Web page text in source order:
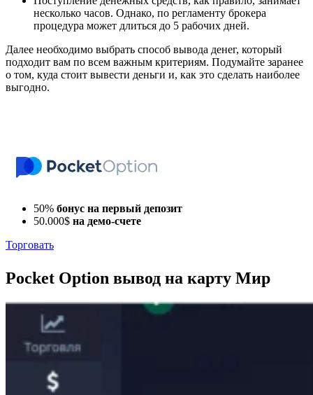
несколько часов. Однако, по регламенту брокера
процедура может длиться до 5 рабочих дней.
Далее необходимо выбрать способ вывода денег, который
подходит вам по всем важным критериям. Подумайте заранее
о том, куда стоит вывести деньги и, как это сделать наиболее
выгодно.
50% бонус на первый депозит
50.000$ на демо-счете
Торговать
Pocket Option вывод на карту Мир